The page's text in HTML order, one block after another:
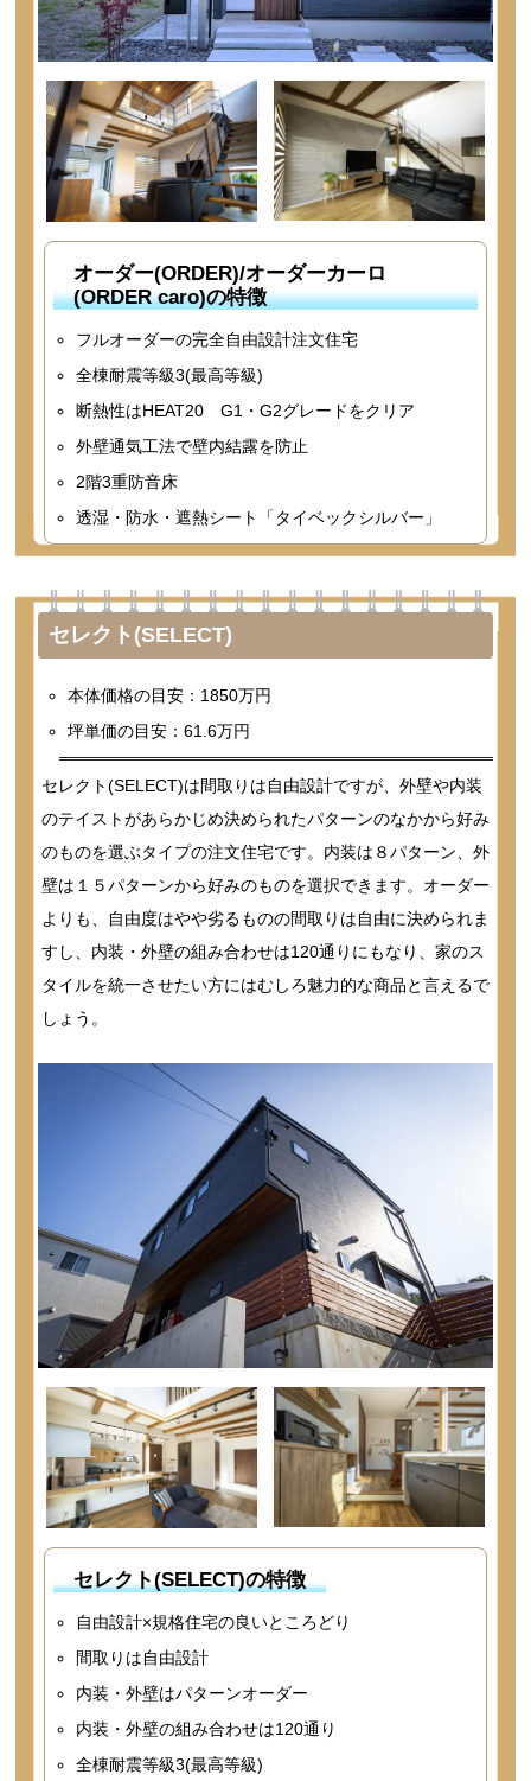
オーダー(ORDER)/オーダーカーロ
(ORDER caro)の特徴
フルオーダーの完全自由設計注文住宅
全棟耐震等級3(最高等級)
断熱性はHEAT20 G1・G2グレードをクリア
外壁通気工法で壁内結露を防止
2階3重防音床
透湿・防水・遮熱シート「タイベックシルバー」
セレクト(SELECT)
本体価格の目安：1850万円
坪単価の目安：61.6万円
セレクト(SELECT)は間取りは自由設計ですが、外壁や内装
のテイストがあらかじめ決められたパターンのなかから好み
のものを選ぶタイプの注文住宅です。内装は８パターン、外
壁は１５パターンから好みのものを選択できます。オーダー
よりも、自由度はやや劣るものの間取りは自由に決められま
すし、内装・外壁の組み合わせは120通りにもなり、家のス
タイルを統一させたい方にはむしろ魅力的な商品と言えるで
しょう。
セレクト(SELECT)の特徴
自由設計×規格住宅の良いところどり
間取りは自由設計
内装・外壁はパターンオーダー
内装・外壁の組み合わせは120通り
全棟耐震等級3(最高等級)